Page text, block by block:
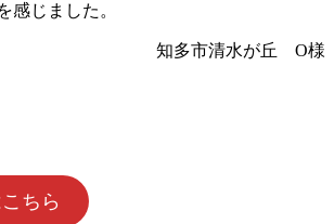
感じました。
知多市清水が丘 O様
ちら